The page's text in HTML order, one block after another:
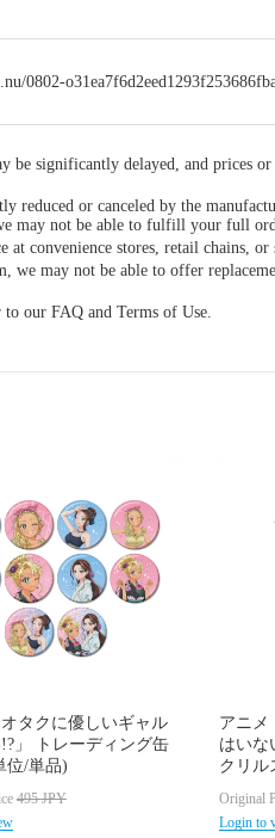
0802-
be significantly delayed, and prices
reduced or canceled by the
may not be able to fulfill your full
at convenience stores, retail chains, or
may not be able to offer
our FAQ and Terms of Use.
タクに優しいギャル
」 トレーディング缶
位/単品)
495JPY
アニメ
はいな
クリル
Original
Login to